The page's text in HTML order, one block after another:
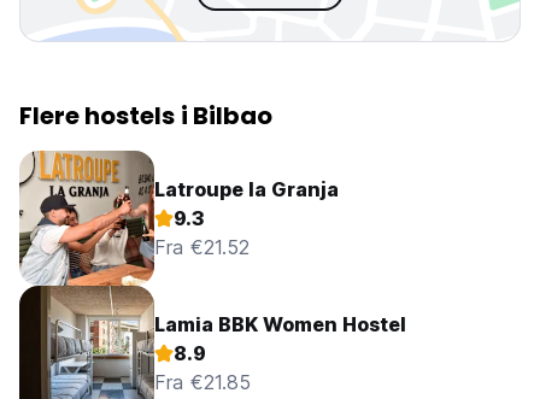
Flere hostels i Bilbao
Latroupe la Granja
9.3
Fra €21.52
Lamia BBK Women Hostel
8.9
Fra €21.85